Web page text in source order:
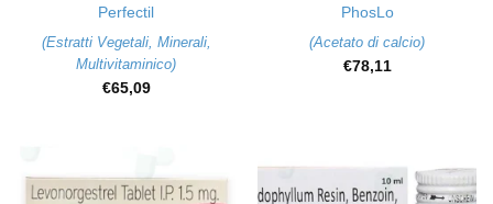
Perfectil
(Estratti Vegetali, Minerali,
Multivitaminico)
€65,09
PhosLo
(Acetato di calcio)
€78,11